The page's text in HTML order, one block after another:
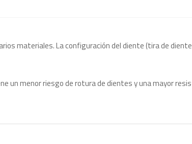
materiales. La configuración del diente (tira de
un menor riesgo de rotura de dientes y una mayor